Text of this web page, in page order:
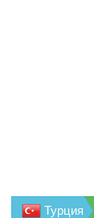
Турция